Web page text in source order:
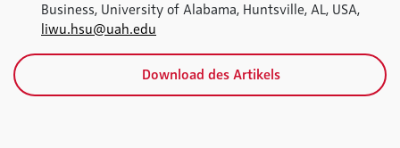
Business, University of Alabama, Huntsville, AL, USA,
liwu.hsu@uah.edu
Download des Artikels